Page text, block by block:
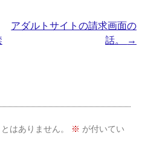
アダルトサイトの請求画面の
話。
→
はありません。 ※ が付いてい